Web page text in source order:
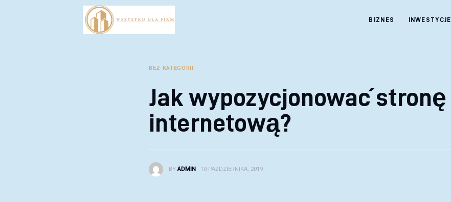
BIZNES INWESTYCJE
BEZ KATEGORII
Jak wypozycjonować stronę
internetową?
BY ADMIN 10 PAŹDZIERNIKA, 2019